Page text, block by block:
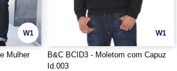
W1
Mulher
W1
B&C BCID3 - Moletom com Capuz
Id.003